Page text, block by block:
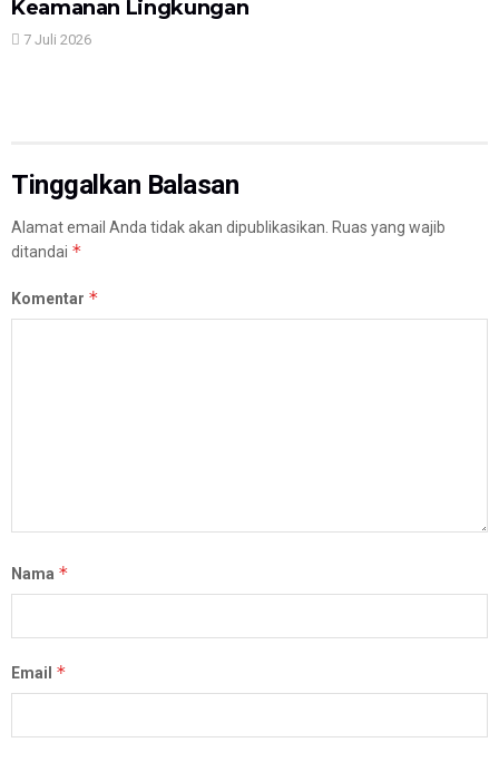
Keamanan Lingkungan
7 Juli 2026
Tinggalkan Balasan
Alamat email Anda tidak akan dipublikasikan. Ruas yang wajib
ditandai *
Komentar *
Nama *
Email *